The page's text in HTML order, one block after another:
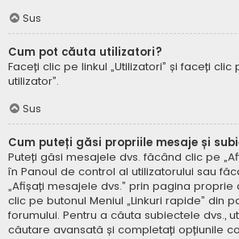
Sus
Cum pot căuta utilizatori?
Faceți clic pe linkul „Utilizatori” și faceți clic
utilizator”.
Sus
Cum puteți găsi propriile mesaje și
Puteți găsi mesajele dvs. făcând clic pe
în Panoul de control al utilizatorului sau
„Afișați mesajele dvs.” prin pagina
clic pe butonul Meniul „Linkuri rapide” din
forumului. Pentru a căuta subiectele dvs.,
căutare avansată și completați opțiunile